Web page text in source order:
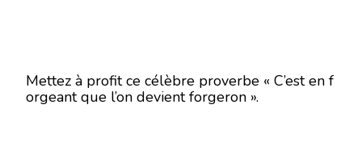
Mettez à profit ce célèbre proverbe « C’est en f
orgeant que l’on devient forgeron ».